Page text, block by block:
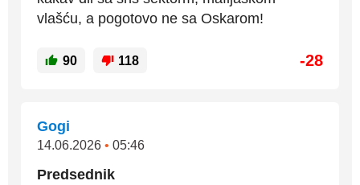
vlašću, a pogotovo ne sa Oskarom!
90 118 -28
Gogi
14.06.2026 • 05:46
Predsednik